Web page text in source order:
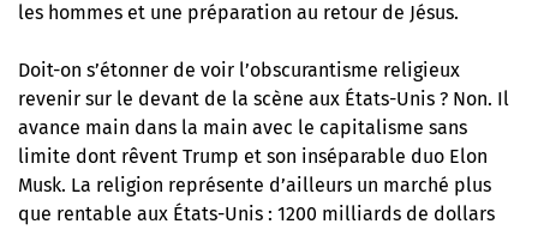
les hommes et une préparation au retour de Jésus.
Doit-on s’étonner de voir l’obscurantisme religieux
revenir sur le devant de la scène aux États-Unis ? Non. Il
avance main dans la main avec le capitalisme sans
limite dont rêvent Trump et son inséparable duo Elon
Musk. La religion représente d’ailleurs un marché plus
que rentable aux États-Unis : 1200 milliards de dollars